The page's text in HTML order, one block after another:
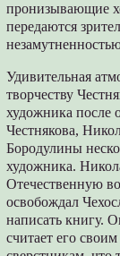
пронизывающие
передаются
Удивительная
творчеству
художника после
Честнякова,
Бородулины
художника.
Отечественную
освобождал
написать книгу.
считает его